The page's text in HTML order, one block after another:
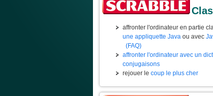
affronter l'ordinateur en partie
une appliquette Java ou avec
(FAQ)
affronter l'ordinateur avec un
conjugaisons
rejouer le coup le plus cher